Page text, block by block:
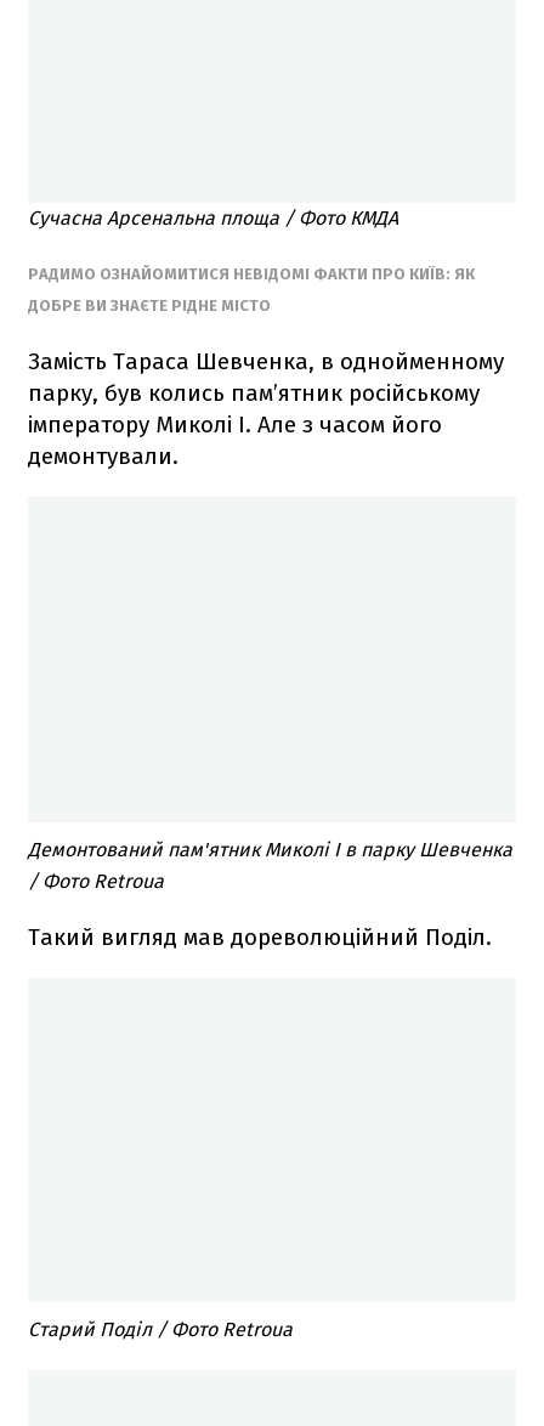
Сучасна Арсенальна площа / Фото КМДА
РАДИМО ОЗНАЙОМИТИСЯ НЕВІДОМІ ФАКТИ ПРО КИЇВ: ЯК
ДОБРЕ ВИ ЗНАЄТЕ РІДНЕ МІСТО
Замість Тараса Шевченка, в однойменному
парку, був колись пам’ятник російському
імператору Миколі I. Але з часом його
демонтували.
Демонтований пам'ятник Миколі I в парку Шевченка
/ Фото Retroua
Такий вигляд мав дореволюційний Поділ.
Старий Поділ / Фото Retroua